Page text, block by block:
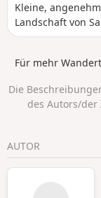
Kleine,
Landschaft von
Für mehr
Die
des Autors/
AUTOR